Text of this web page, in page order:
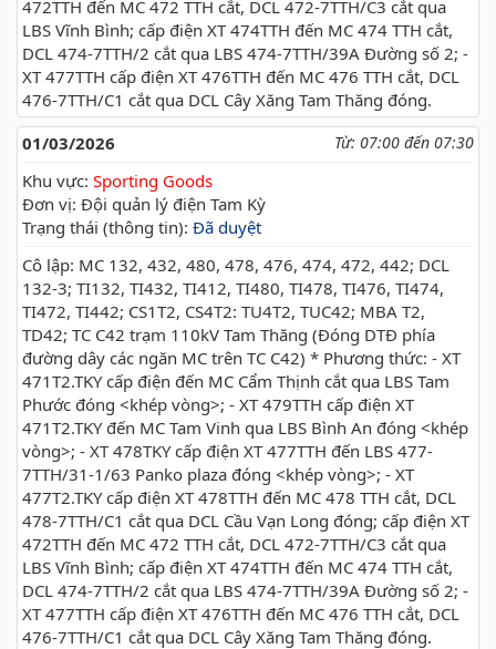
472TTH đến MC 472 TTH cắt, DCL 472-7TTH/C3 cắt qua
LBS Vĩnh Bình; cấp điện XT 474TTH đến MC 474 TTH cắt,
DCL 474-7TTH/2 cắt qua LBS 474-7TTH/39A Đường số 2; -
XT 477TTH cấp điện XT 476TTH đến MC 476 TTH cắt, DCL
476-7TTH/C1 cắt qua DCL Cây Xăng Tam Thăng đóng.
01/03/2026
Từ: 07:00 đến 07:30
Khu vực: Sporting Goods
Đơn vị: Đội quản lý điện Tam Kỳ
Trạng thái (thông tin): Đã duyệt
Cô lập: MC 132, 432, 480, 478, 476, 474, 472, 442; DCL
132-3; TI132, TI432, TI412, TI480, TI478, TI476, TI474,
TI472, TI442; CS1T2, CS4T2: TU4T2, TUC42; MBA T2,
TD42; TC C42 trạm 110kV Tam Thăng (Đóng DTĐ phía
đường dây các ngăn MC trên TC C42) * Phương thức: - XT
471T2.TKY cấp điện đến MC Cẩm Thịnh cắt qua LBS Tam
Phước đóng <khép vòng>; - XT 479TTH cấp điện XT
471T2.TKY đến MC Tam Vinh qua LBS Bình An đóng <khép
vòng>; - XT 478TKY cấp điện XT 477TTH đến LBS 477-
7TTH/31-1/63 Panko plaza đóng <khép vòng>; - XT
477T2.TKY cấp điện XT 478TTH đến MC 478 TTH cắt, DCL
478-7TTH/C1 cắt qua DCL Cầu Vạn Long đóng; cấp điện XT
472TTH đến MC 472 TTH cắt, DCL 472-7TTH/C3 cắt qua
LBS Vĩnh Bình; cấp điện XT 474TTH đến MC 474 TTH cắt,
DCL 474-7TTH/2 cắt qua LBS 474-7TTH/39A Đường số 2; -
XT 477TTH cấp điện XT 476TTH đến MC 476 TTH cắt, DCL
476-7TTH/C1 cắt qua DCL Cây Xăng Tam Thăng đóng.